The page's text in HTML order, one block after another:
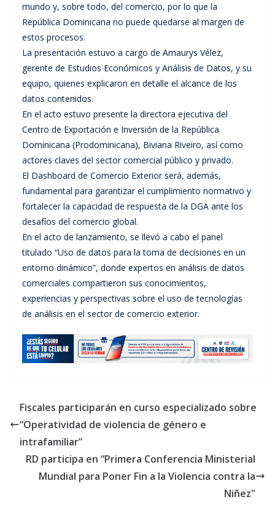
mundo y, sobre todo, del comercio, por lo que la
República Dominicana no puede quedarse al margen de
estos procesos.
La presentación estuvo a cargo de Amaurys Vélez,
gerente de Estudios Económicos y Análisis de Datos, y su
equipo, quienes explicaron en detalle el alcance de los
datos contenidos.
En el acto estuvo presente la directora ejecutiva del
Centro de Exportación e Inversión de la República
Dominicana (Prodominicana), Biviana Riveiro, así como
actores claves del sector comercial público y privado.
El Dashboard de Comercio Exterior será, además,
fundamental para garantizar el cumplimiento normativo y
fortalecer la capacidad de respuesta de la DGA ante los
desafíos del comercio global.
En el acto de lanzamiento, se llevó a cabo el panel
titulado “Uso de datos para la toma de decisiones en un
entorno dinámico”, donde expertos en análisis de datos
comerciales compartieron sus conocimientos,
experiencias y perspectivas sobre el uso de tecnologías
de análisis en el sector de comercio exterior.
Fiscales participarán en curso especializado sobre
“Operatividad de violencia de género e
intrafamiliar”
RD participa en “Primera Conferencia Ministerial
Mundial para Poner Fin a la Violencia contra la
Niñez"